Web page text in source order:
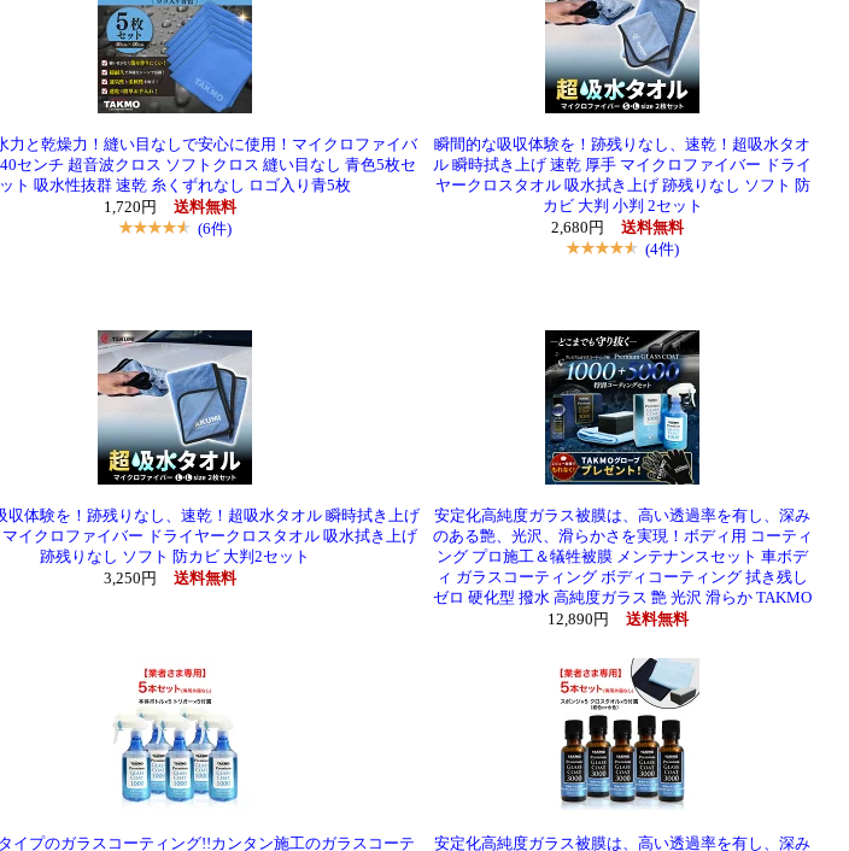
力と乾燥力！縫い目なしで安心に使用！マイクロファイバ
センチ 超音波クロス ソフトクロス 縫い目なし 青色5枚セ
ット 吸水性抜群 速乾 糸くずれなし ロゴ入り青5枚
1,720円
送料無料
(6件)
瞬間的な吸収体験を！跡残りなし、速乾！超吸水タオ
ル 瞬時拭き上げ 速乾 厚手 マイクロファイバー ドライ
ヤークロスタオル 吸水拭き上げ 跡残りなし ソフト 防
カビ 大判 小判 2セット
2,680円
送料無料
(4件)
収体験を！跡残りなし、速乾！超吸水タオル 瞬時拭き上げ
イクロファイバー ドライヤークロスタオル 吸水拭き上げ
跡残りなし ソフト 防カビ 大判2セット
3,250円
送料無料
安定化高純度ガラス被膜は、高い透過率を有し、深み
のある艶、光沢、滑らかさを実現！ボディ用 コーティ
ング プロ施工＆犠牲被膜 メンテナンスセット 車ボデ
ィ ガラスコーティング ボディコーティング 拭き残し
ゼロ 硬化型 撥水 高純度ガラス 艶 光沢 滑らか TAKMO
12,890円
送料無料
イプのガラスコーティング!!カンタン施工のガラスコーテ 安定化高純度ガラス被膜は、高い透過率を有し、深み